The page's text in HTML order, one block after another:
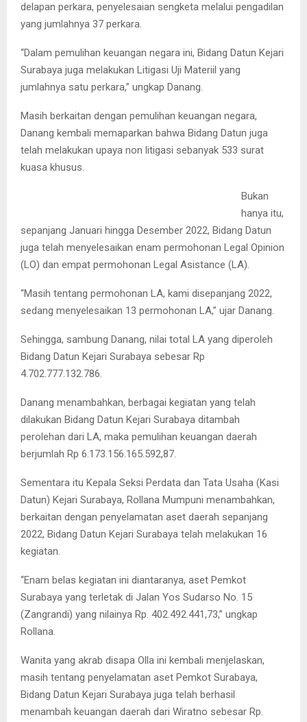
delapan perkara, penyelesaian sengketa melalui pengadilan
yang jumlahnya 37 perkara.
“Dalam pemulihan keuangan negara ini, Bidang Datun Kejari
Surabaya juga melakukan Litigasi Uji Materiil yang
jumlahnya satu perkara,” ungkap Danang.
Masih berkaitan dengan pemulihan keuangan negara,
Danang kembali memaparkan bahwa Bidang Datun juga
telah melakukan upaya non litigasi sebanyak 533 surat
kuasa khusus.
Kasi Datun Kejari Surabaya Rollana Mumpuni.
Bukan
hanya itu,
sepanjang Januari hingga Desember 2022, Bidang Datun
juga telah menyelesaikan enam permohonan Legal Opinion
(LO) dan empat permohonan Legal Asistance (LA).
“Masih tentang permohonan LA, kami disepanjang 2022,
sedang menyelesaikan 13 permohonan LA,” ujar Danang.
Sehingga, sambung Danang, nilai total LA yang diperoleh
Bidang Datun Kejari Surabaya sebesar Rp
4.702.777.132.786.
Danang menambahkan, berbagai kegiatan yang telah
dilakukan Bidang Datun Kejari Surabaya ditambah
perolehan dari LA, maka pemulihan keuangan daerah
berjumlah Rp 6.173.156.165.592,87.
Sementara itu Kepala Seksi Perdata dan Tata Usaha (Kasi
Datun) Kejari Surabaya, Rollana Mumpuni menambahkan,
berkaitan dengan penyelamatan aset daerah sepanjang
2022, Bidang Datun Kejari Surabaya telah melakukan 16
kegiatan.
“Enam belas kegiatan ini diantaranya, aset Pemkot
Surabaya yang terletak di Jalan Yos Sudarso No. 15
(Zangrandi) yang nilainya Rp. 402.492.441,73,” ungkap
Rollana.
Wanita yang akrab disapa Olla ini kembali menjelaskan,
masih tentang penyelamatan aset Pemkot Surabaya,
Bidang Datun Kejari Surabaya juga telah berhasil
menambah keuangan daerah dari Wiratno sebesar Rp.